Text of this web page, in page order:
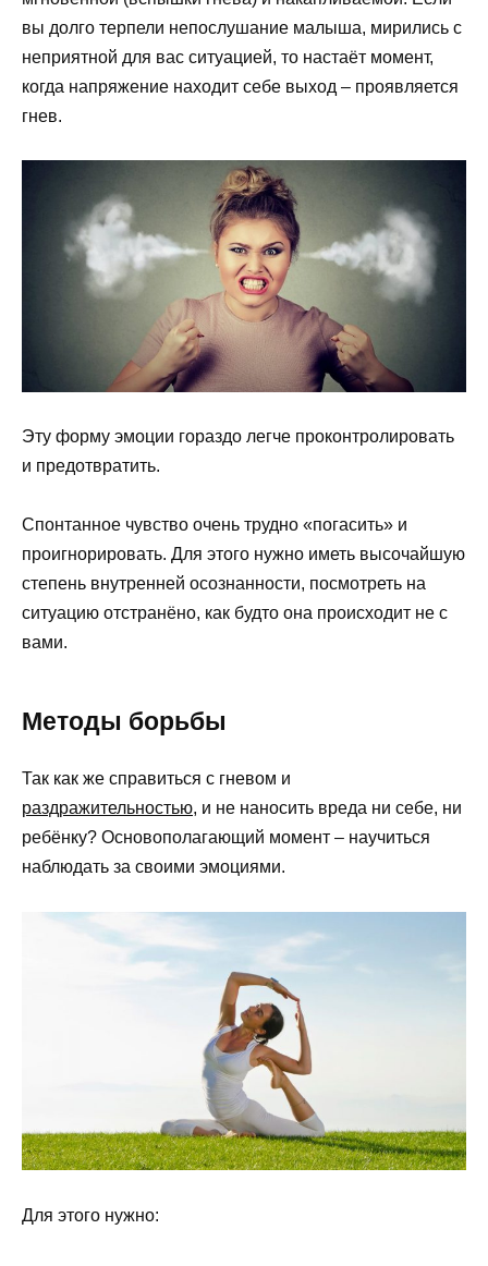
вы долго терпели непослушание малыша, мирились с
неприятной для вас ситуацией, то настаёт момент,
когда напряжение находит себе выход – проявляется
гнев.
Эту форму эмоции гораздо легче проконтролировать
и предотвратить.
Спонтанное чувство очень трудно «погасить» и
проигнорировать. Для этого нужно иметь высочайшую
степень внутренней осознанности, посмотреть на
ситуацию отстранёно, как будто она происходит не с
вами.
Методы борьбы
Так как же справиться с гневом и
раздражительностью, и не наносить вреда ни себе, ни
ребёнку? Основополагающий момент – научиться
наблюдать за своими эмоциями.
Для этого нужно: